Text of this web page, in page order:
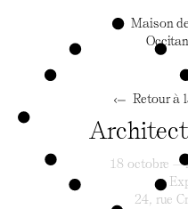
Maison
Retour à
18 octobre —
24, rue